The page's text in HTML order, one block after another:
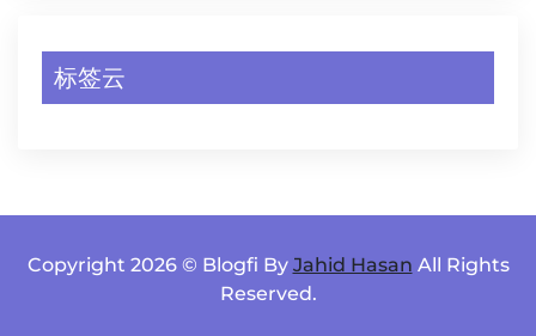
标签云
Copyright 2026 © Blogfi By Jahid Hasan All Rights
Reserved.